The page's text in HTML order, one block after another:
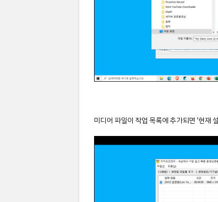
미디어 파일이 작업 목록에 추가되면 '현재